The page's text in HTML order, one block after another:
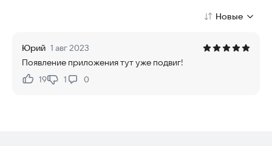
Новые
Юрий 1 авг 2023
Появление приложения тут уже подвиг!
Нравится:
19Не нравится:
1 0